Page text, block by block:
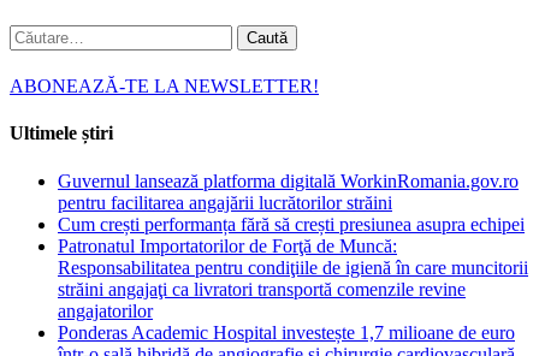
Caută
după:
ABONEAZĂ-TE LA NEWSLETTER!
Ultimele știri
Guvernul lansează platforma digitală WorkinRomania.gov.ro
pentru facilitarea angajării lucrătorilor străini
Cum crești performanța fără să crești presiunea asupra echipei
Patronatul Importatorilor de Forţă de Muncă:
Responsabilitatea pentru condiţiile de igienă în care muncitorii
străini angajaţi ca livratori transportă comenzile revine
angajatorilor
Ponderas Academic Hospital investește 1,7 milioane de euro